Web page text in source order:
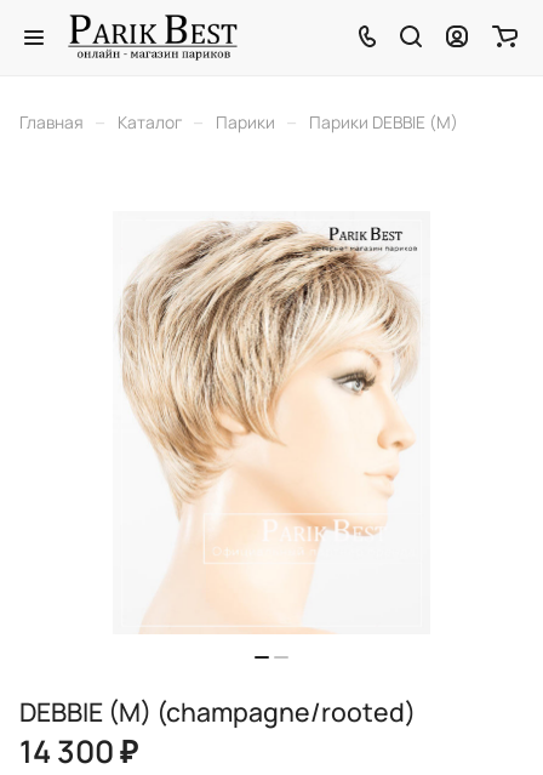
Главная – Каталог – Парики – Парики DEBBIE (M)
DEBBIE (M) (champagne/rooted)
14 300 ₽